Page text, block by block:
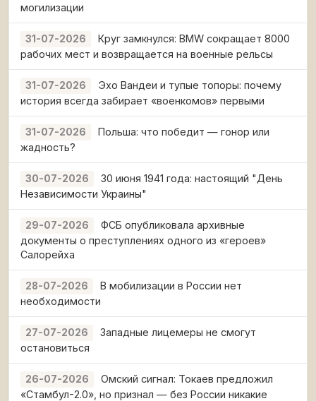
могилизации
31-07-2026
Круг замкнулся: BMW сокращает 8000
рабочих мест и возвращается на военные рельсы
31-07-2026
Эхо Вандеи и тупые топоры: почему
история всегда забирает «военкомов» первыми
31-07-2026
Польша: что победит — гонор или
жадность?
30-07-2026
30 июня 1941 года: настоящий "День
Независимости Украины"
29-07-2026
ФСБ опубликовала архивные
документы о преступлениях одного из «героев»
Салорейха
28-07-2026
В мобилизации в России нет
необходимости
27-07-2026
Западные лицемеры не смогут
остановиться
26-07-2026
Омский сигнал: Токаев предложил
«Стамбул-2.0», но признал — без России никакие